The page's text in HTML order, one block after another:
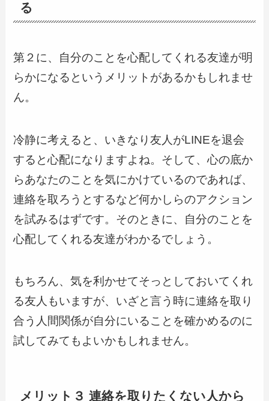
る
第２に、自分のことを心配してくれる友達が明
らかになるというメリットがあるかもしれませ
ん。
冷静に考えると、いきなり友人がLINEを退会
すると心配になりますよね。そして、心の底か
らあなたのことを気にかけているのであれば、
連絡を取ろうとするなど何かしらのアクション
を試みるはずです。そのときに、自分のことを
心配してくれる友達がわかるでしょう。
もちろん、気を利かせてそっとしておいてくれ
る友人もいますが、いざと言う時に連絡を取り
合う人間関係が自分にいることを確かめるのに
試してみてもよいかもしれません。
メリット３ 連絡を取りたくない人から